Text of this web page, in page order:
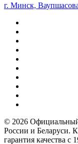
г. Минск,
© 2026
России и Беларуси.
гарантия качества с